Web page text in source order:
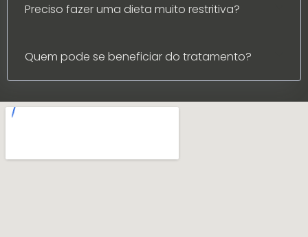
Preciso fazer uma dieta muito restritiva?
Quem pode se beneficiar do tratamento?